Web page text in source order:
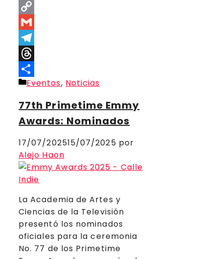
Facebook
Copy
Link
Gmail
Telegram
Threads
Compartir
Categorías
Eventos, Noticias
77th Primetime Emmy
Awards: Nominados
17/07/202515/07/2025 por
Alejo Haon
La Academia de Artes y
Ciencias de la Televisión
presentó los nominados
oficiales para la ceremonia
No. 77 de los Primetime